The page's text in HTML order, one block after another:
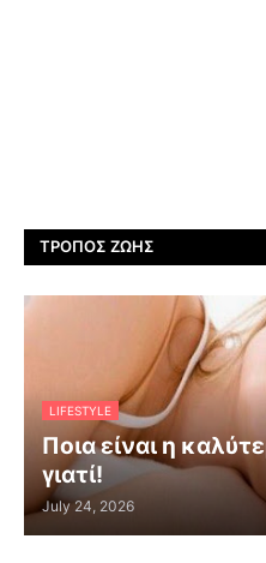
ΤΡΌΠΟΣ ΖΩΉΣ
LIFESTYLE
Ποια είναι η
γιατί!
July 24, 2026